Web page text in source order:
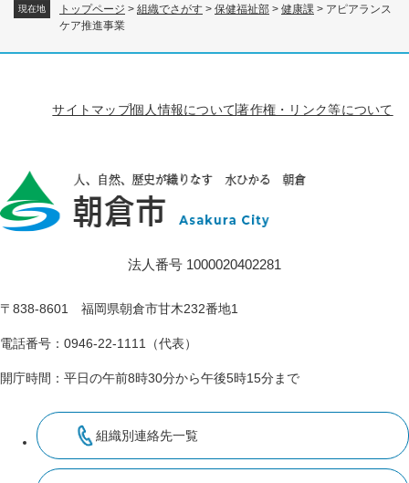
現在地 トップページ > 組織でさがす > 保健福祉部 > 健康課 > アピアランス
ケア推進事業
サイトマップ個人情報について著作権・リンク等について
法人番号 1000020402281
〒838-8601 福岡県朝倉市甘木232番地1
電話番号：0946-22-1111（代表）
開庁時間：平日の午前8時30分から午後5時15分まで
組織別連絡先一覧